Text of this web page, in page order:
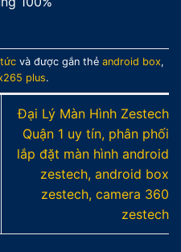
và được gắn thẻ android box,
plus.
Đại Lý Màn Hình Zestech
Quận 1 uy tín, phân phối
lắp đặt màn hình android
zestech, android box
zestech, camera 360
zestech